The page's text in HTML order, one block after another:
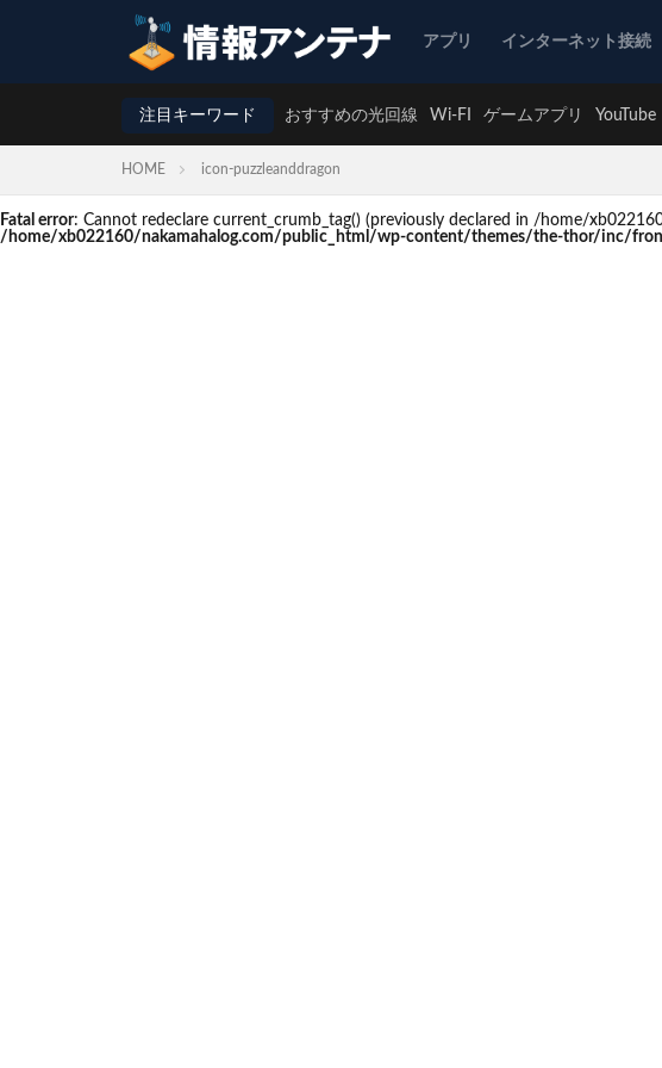
アプリ インターネット接続
注目キーワード おすすめの光回線 Wi-FI ゲームアプリ YouTube
HOME icon-puzzleanddragon
Fatal error: Cannot redeclare current_crumb_tag() (previously declared in /home/
/home/xb022160/nakamahalog.com/public_html/wp-content/themes/the-thor/inc/